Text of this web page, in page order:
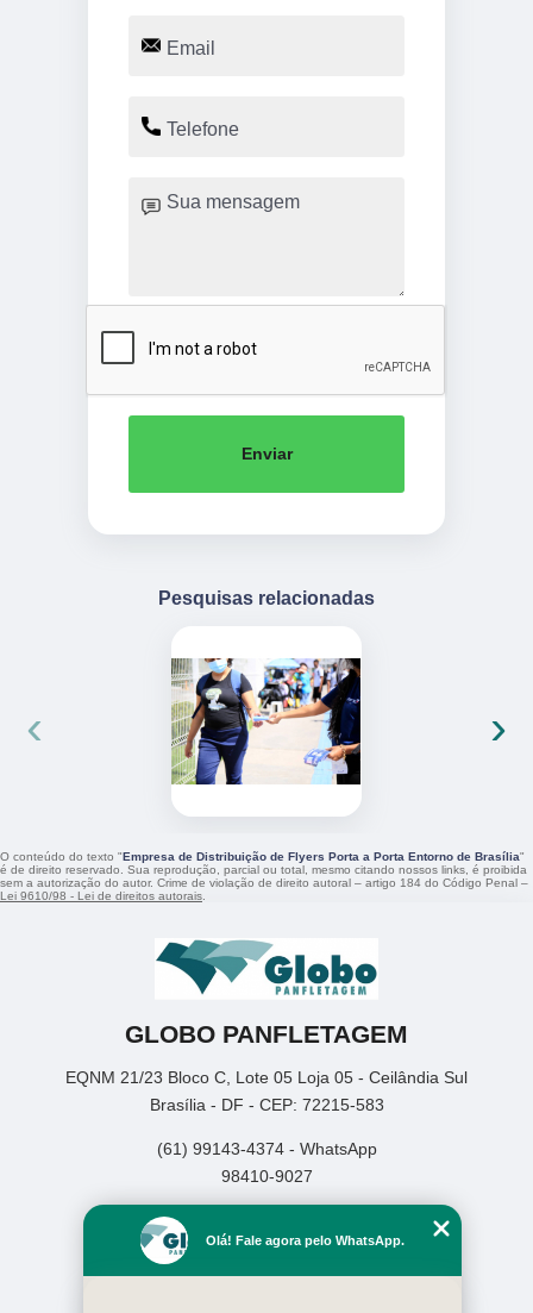
Enviar
Pesquisas relacionadas
‹ ›
O conteúdo do texto " Empresa de Distribuição de Flyers Porta a Porta Entorno de Brasília"
é de direito reservado. Sua reprodução, parcial ou total, mesmo citando nossos links, é proibida
sem a autorização do autor. Crime de violação de direito autoral – artigo 184 do Código Penal –
Lei 9610/98 - Lei de direitos autorais.
GLOBO PANFLETAGEM
EQNM 21/23 Bloco C, Lote 05 Loja 05 - Ceilândia Sul
Brasília - DF - CEP: 72215-583
(61) 99143-4374 - WhatsApp
98410-9027
Empresa
Missão
Olá! Fale agora pelo WhatsApp.